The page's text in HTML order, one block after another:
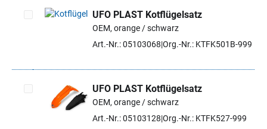
Artikel auswählen
UFO PLAST Kotflügelsatz
OEM, orange / schwarz
Art.-Nr.: 05103068 Org.-Nr.: KTFK501B-999
Artikel auswählen
UFO PLAST Kotflügelsatz
OEM, orange / schwarz
Art.-Nr.: 05103128 Org.-Nr.: KTFK527-999